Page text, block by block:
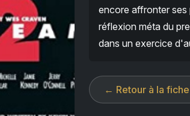
encore affronter ses
réflexion méta du
dans un exercice
← Retour à la